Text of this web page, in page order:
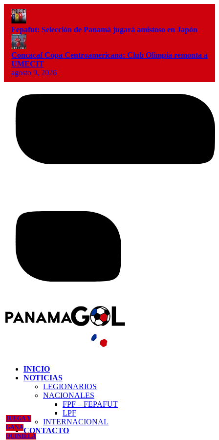
Fepafut: Selección de Panamá jugará amistoso en Japón
Concacaf Copa Centroamericana: Club Olimpia remonta a
UMECIT
agosto 9, 2026
INICIO
NOTICIAS
LEGIONARIOS
NACIONALES
FPF – FEPAFUT
LPF
INTERNACIONAL
CONTACTO
JUEGA Y
GANA
QUINIELA